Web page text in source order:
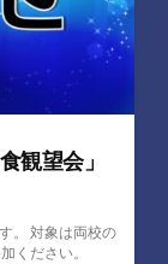
観望会」
。 対象は両校の
ください。